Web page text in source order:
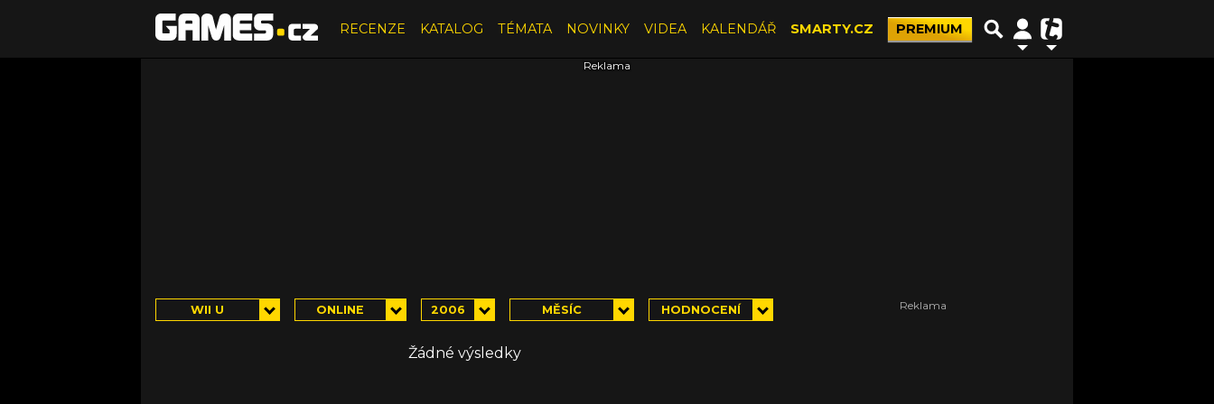
RECENZE KATALOG TÉMATA NOVINKY VIDEA KALENDÁŘ SMARTY.CZ PREMIUM
WII U ONLINE 2006 MĚSÍC HODNOCENÍ
Žádné výsledky